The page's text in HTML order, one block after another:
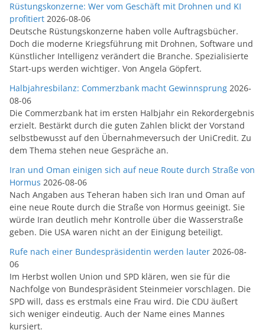
Rüstungskonzerne: Wer vom Geschäft mit Drohnen und KI
profitiert 2026-08-06
Deutsche Rüstungskonzerne haben volle Auftragsbücher.
Doch die moderne Kriegsführung mit Drohnen, Software und
Künstlicher Intelligenz verändert die Branche. Spezialisierte
Start-ups werden wichtiger. Von Angela Göpfert.
Halbjahresbilanz: Commerzbank macht Gewinnsprung 2026-
08-06
Die Commerzbank hat im ersten Halbjahr ein Rekordergebnis
erzielt. Bestärkt durch die guten Zahlen blickt der Vorstand
selbstbewusst auf den Übernahmeversuch der UniCredit. Zu
dem Thema stehen neue Gespräche an.
Iran und Oman einigen sich auf neue Route durch Straße von
Hormus 2026-08-06
Nach Angaben aus Teheran haben sich Iran und Oman auf
eine neue Route durch die Straße von Hormus geeinigt. Sie
würde Iran deutlich mehr Kontrolle über die Wasserstraße
geben. Die USA waren nicht an der Einigung beteiligt.
Rufe nach einer Bundespräsidentin werden lauter 2026-08-
06
Im Herbst wollen Union und SPD klären, wen sie für die
Nachfolge von Bundespräsident Steinmeier vorschlagen. Die
SPD will, dass es erstmals eine Frau wird. Die CDU äußert
sich weniger eindeutig. Auch der Name eines Mannes
kursiert.